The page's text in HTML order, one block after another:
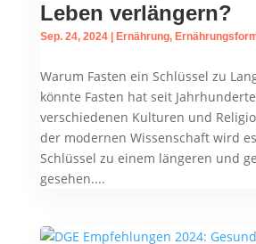
Leben verlängern?
Sep. 24, 2024| Ernährung,
Warum Fasten ein Schlüssel zu
könnte Fasten hat seit
verschiedenen Kulturen und
der modernen Wissenschaft wird
Schlüssel zu einem längeren und
gesehen....